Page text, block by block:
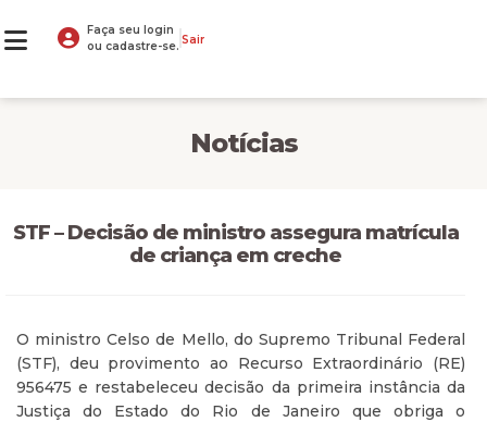
Faça seu login
ou cadastre-se. Sair
Notícias
STF – Decisão de ministro assegura matrícula
de criança em creche
O ministro Celso de Mello, do Supremo Tribunal Federal
(STF), deu provimento ao Recurso Extraordinário (RE)
956475 e restabeleceu decisão da primeira instância da
Justiça do Estado do Rio de Janeiro que obriga o